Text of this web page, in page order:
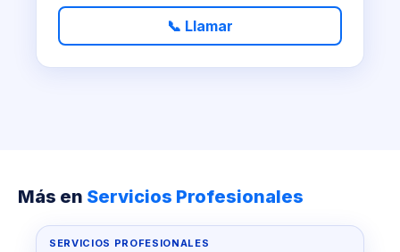
📞 Llamar
Más en Servicios Profesionales
SERVICIOS PROFESIONALES